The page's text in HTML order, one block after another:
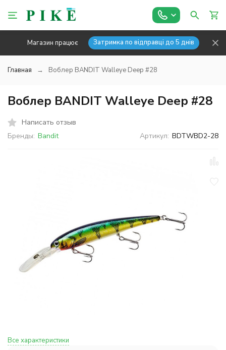
Магазин працює Затримка по відправці до 5 днів
Главная Воблер BANDIT Walleye Deep #28
Воблер BANDIT Walleye Deep #28
Написать отзыв
Бренды: Bandit Артикул: BDTWBD2-28
Все характеристики